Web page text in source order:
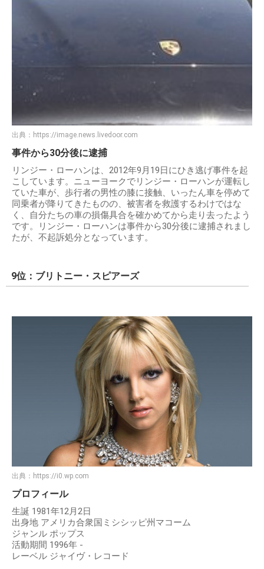
出典： https://image.news.livedoor.com
事件から30分後に逮捕
リンジー・ローハンは、2012年9月19日にひき逃げ事件を起
こしています。ニューヨークでリンジー・ローハンが運転し
ていた車が、歩行者の男性の膝に接触、いったん車を停めて
同乗者が降りてきたものの、被害者を救護するわけではな
く、自分たちの車の損傷具合を確かめてから走り去ったよう
です。リンジー・ローハンは事件から30分後に逮捕されまし
たが、不起訴処分となっています。
9位：ブリトニー・スピアーズ
出典： https://i0.wp.com
プロフィール
生誕 1981年12月2日
出身地 アメリカ合衆国ミシシッピ州マコーム
ジャンル ポップス
活動期間 1996年 -
レーベル ジャイヴ・レコード